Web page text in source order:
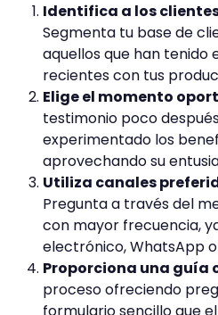
Identifica a los
Segmenta tu base de
aquellos que han tenido
recientes con tus
Elige el momento
testimonio poco
experimentado los
aprovechando su
Utiliza canales
Pregunta a través del
con mayor frecuencia,
electrónico, WhatsApp
Proporciona una guía
proceso ofreciendo